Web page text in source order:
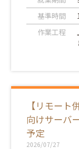
基準時間
作業工程
【リモー
向けサーバ
予定
2026/07/27